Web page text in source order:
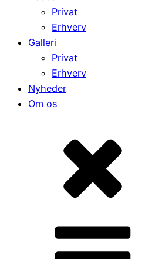
Privat
Erhverv
Galleri
Privat
Erhverv
Nyheder
Om os